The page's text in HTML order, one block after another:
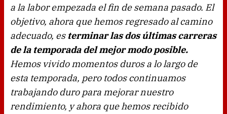
a la labor empezada el fin de semana pasado. El
objetivo, ahora que hemos regresado al camino
adecuado, es terminar las dos últimas carreras
de la temporada del mejor modo posible.
Hemos vivido momentos duros a lo largo de
esta temporada, pero todos continuamos
trabajando duro para mejorar nuestro
rendimiento, y ahora que hemos recibido